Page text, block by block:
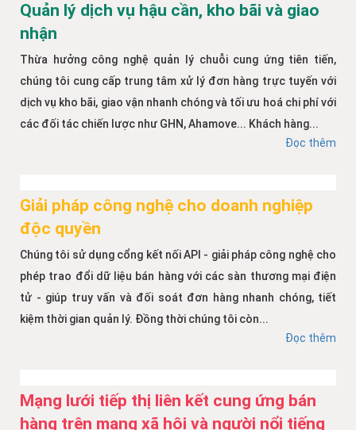
Quản lý dịch vụ hậu cần, kho bãi và giao
nhận
Thừa hưởng công nghệ quản lý chuỗi cung ứng tiên tiến,
chúng tôi cung cấp trung tâm xử lý đơn hàng trực tuyến với
dịch vụ kho bãi, giao vận nhanh chóng và tối ưu hoá chi phí với
các đối tác chiến lược như GHN, Ahamove... Khách hàng...
Đọc thêm
Giải pháp công nghệ cho doanh nghiệp
độc quyền
Chúng tôi sử dụng cổng kết nối API - giải pháp công nghệ cho
phép trao đổi dữ liệu bán hàng với các sàn thương mại điện
tử - giúp truy vấn và đối soát đơn hàng nhanh chóng, tiết
kiệm thời gian quản lý. Đồng thời chúng tôi còn...
Đọc thêm
Mạng lưới tiếp thị liên kết cung ứng bán
hàng trên mạng xã hội và người nổi tiếng